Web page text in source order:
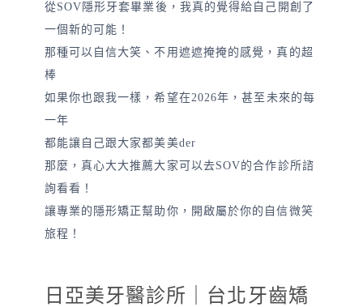
從SOV隱形牙套畢業後，我真的覺得給自己開創了
一個新的可能！
那種可以自信大笑、不用遮遮掩掩的感覺，真的超
棒
如果你也跟我一樣，希望在2026年，甚至未來的每
一年
都能讓自己跟大家都美美der
那麼，真心大大推薦大家可以去SOV的合作診所諮
詢看看！
讓專業的隱形矯正幫助你，開啟屬於你的自信微笑
旅程！
日亞美牙醫診所｜台北牙齒矯